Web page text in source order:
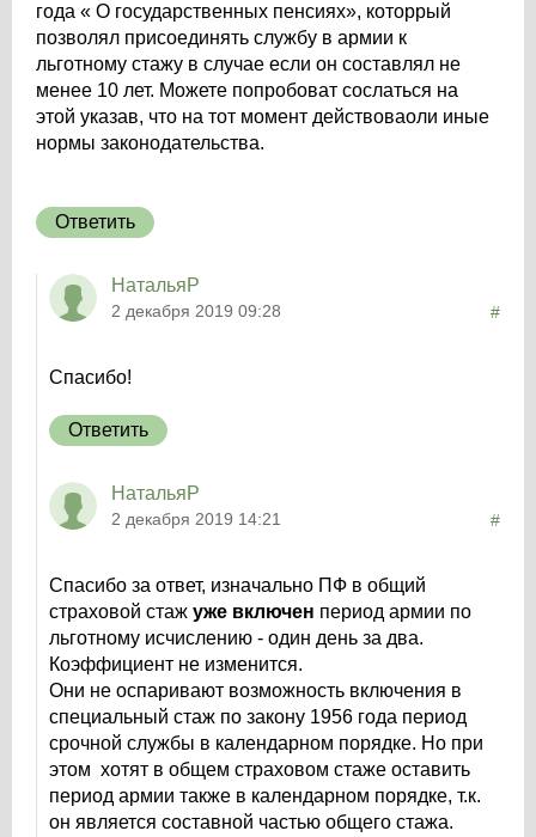
года « О государственных пенсиях», которрый
позволял присоединять службу в армии к
льготному стажу в случае если он составлял не
менее 10 лет. Можете попробоват сослаться на
этой указав, что на тот момент действоваоли иные
нормы законодательства.
Ответить
НатальяР
2 декабря 2019 09:28 #
Спасибо!
Ответить
НатальяР
2 декабря 2019 14:21 #
Спасибо за ответ, изначально ПФ в общий
страховой стаж уже включен период армии по
льготному исчислению - один день за два.
Коэффициент не изменится.
Они не оспаривают возможность включения в
специальный стаж по закону 1956 года период
срочной службы в календарном порядке. Но при
этом хотят в общем страховом стаже оставить
период армии также в календарном порядке, т.к.
он является составной частью общего стажа.